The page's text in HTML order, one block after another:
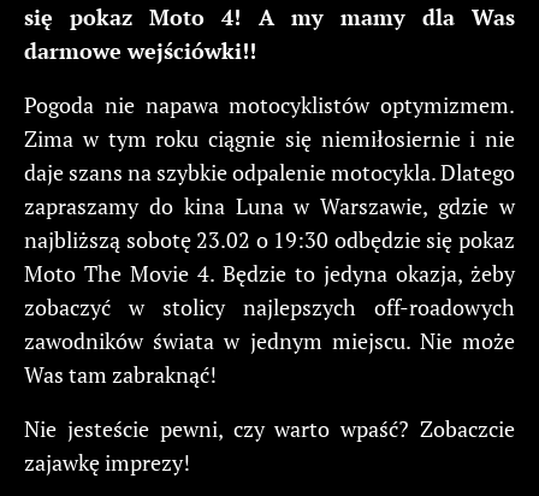
się pokaz Moto 4! A my mamy dla Was
darmowe wejściówki!!
Pogoda nie napawa motocyklistów optymizmem.
Zima w tym roku ciągnie się niemiłosiernie i nie
daje szans na szybkie odpalenie motocykla. Dlatego
zapraszamy do kina Luna w Warszawie, gdzie w
najbliższą sobotę 23.02 o 19:30 odbędzie się pokaz
Moto The Movie 4. Będzie to jedyna okazja, żeby
zobaczyć w stolicy najlepszych off-roadowych
zawodników świata w jednym miejscu. Nie może
Was tam zabraknąć!
Nie jesteście pewni, czy warto wpaść? Zobaczcie
zajawkę imprezy!